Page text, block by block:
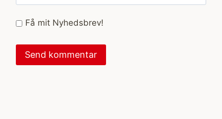
Få mit Nyhedsbrev!